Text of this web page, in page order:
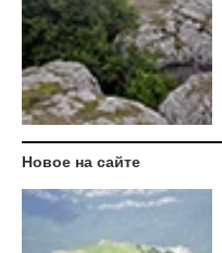
Новое на сайте